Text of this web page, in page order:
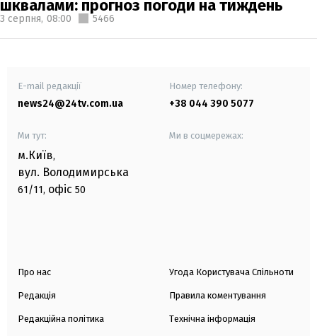
шквалами: прогноз погоди на тиждень
3 серпня, 08:00 5466
E-mail редакції
news24@24tv.com.ua
Номер телефону:
+38 044 390 5077
Ми тут:
м.Київ,
вул. Володимирська
61/11, офіс 50
Ми в соцмережах:
Про нас
Редакція
Редакційна політика
Угода Користувача Спільноти
Правила коментування
Технічна інформація